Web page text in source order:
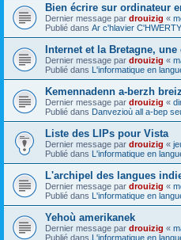
Bien écrire sur ordinateur
Dernier message par drouizig «
Publié dans Ar c'hlavier C'HWERTY
Internet et la Bretagne, une
Dernier message par drouizig «
Publié dans L'informatique en
Kemennadenn a-berzh
Dernier message par drouizig «
Publié dans Danvezioù all a-bep
Liste des LIPs pour Vista
Dernier message par drouizig «
Publié dans L'informatique en
L'archipel des langues
Dernier message par drouizig «
Publié dans L'informatique en
Yehoù amerikanek
Dernier message par drouizig «
Publié dans L'informatique en